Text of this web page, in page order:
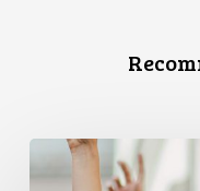
L’ACLC
et